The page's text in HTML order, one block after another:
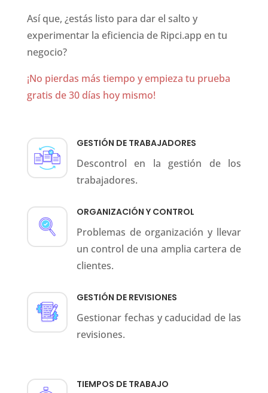
Así que, ¿estás listo para dar el salto y
experimentar la eficiencia de Ripci.app en tu
negocio?
¡No pierdas más tiempo y empieza tu prueba
gratis de 30 días hoy mismo!
GESTIÓN DE TRABAJADORES
Descontrol en la gestión de los
trabajadores.
ORGANIZACIÓN Y CONTROL
Problemas de organización y llevar
un control de una amplia cartera de
clientes.
GESTIÓN DE REVISIONES
Gestionar fechas y caducidad de las
revisiones.
TIEMPOS DE TRABAJO